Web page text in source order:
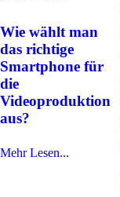
Wie wählt man
das richtige
Smartphone für
die
Videoproduktion
aus?
Mehr Lesen...